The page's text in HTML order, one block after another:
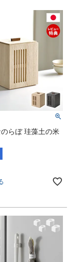
らぼ 珪藻土の米